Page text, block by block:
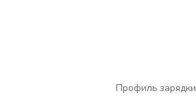
Профиль зарядки